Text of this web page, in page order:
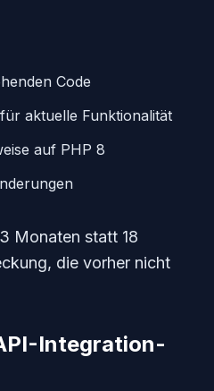
Code
aktuelle Funktionalität
auf PHP 8
Monaten statt 18
die vorher nicht
Integration-